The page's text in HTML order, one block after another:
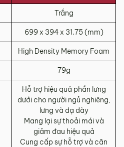
Trắng
699 x 394 x 31.75 (mm)
High Density Memory Foam
79g
Hỗ trợ hiệu quả phần lưng
dưới cho người ngủ nghiêng,
lưng và dạ dày
Mang lại sự thoải mái và
giảm đau hiệu quả
Cung cấp sự hỗ trợ và căn